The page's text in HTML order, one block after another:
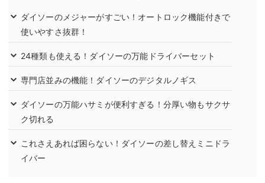
ダイソーのメジャーがすごい！オートロック機能付きで
使いやすさ抜群！
24種類も使える！ダイソーの万能ドライバーセット
専門店並みの機能！ダイソーのデジタルノギス
ダイソーの万能ハサミが便利すぎる！分厚い物もサクサ
ク切れる
これさえあれば困らない！ダイソーの差し替えミニドラ
イバー